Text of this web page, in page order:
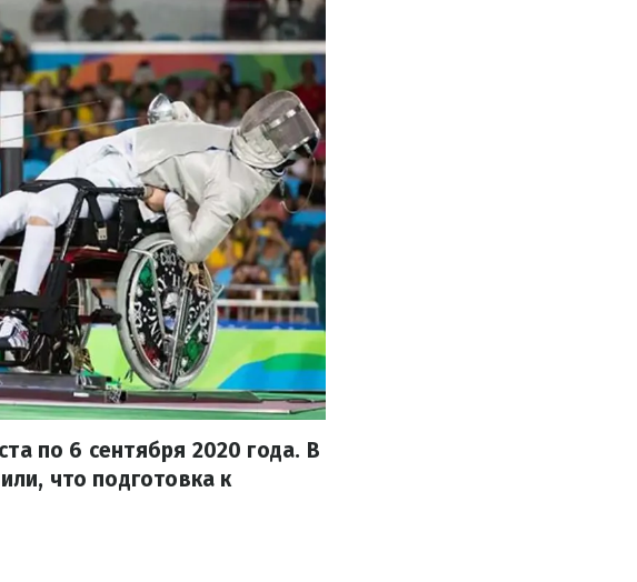
по 6 сентября 2020 года. В
что подготовка к